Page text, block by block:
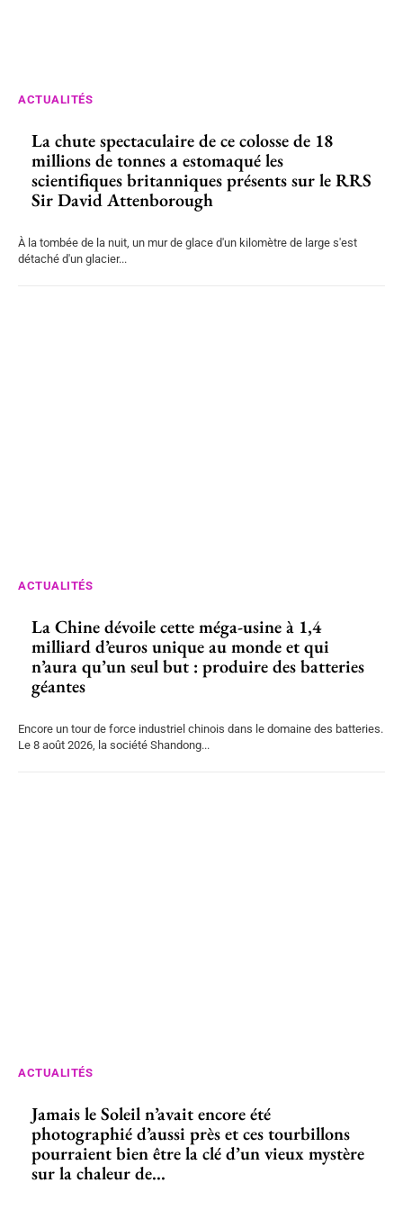
ACTUALITÉS
La chute spectaculaire de ce colosse de 18
millions de tonnes a estomaqué les
scientifiques britanniques présents sur le RRS
Sir David Attenborough
À la tombée de la nuit, un mur de glace d'un kilomètre de large s'est
détaché d'un glacier...
ACTUALITÉS
La Chine dévoile cette méga-usine à 1,4
milliard d’euros unique au monde et qui
n’aura qu’un seul but : produire des batteries
géantes
Encore un tour de force industriel chinois dans le domaine des batteries.
Le 8 août 2026, la société Shandong...
ACTUALITÉS
Jamais le Soleil n’avait encore été
photographié d’aussi près et ces tourbillons
pourraient bien être la clé d’un vieux mystère
sur la chaleur de...